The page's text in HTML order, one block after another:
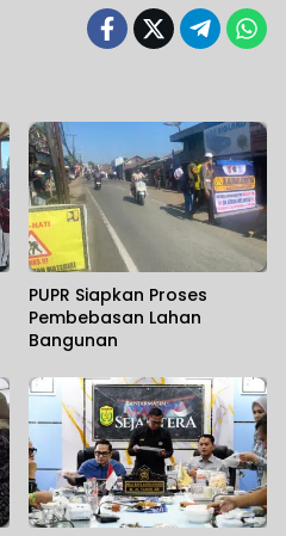
PUPR Siapkan Proses
Pembebasan Lahan
Bangunan